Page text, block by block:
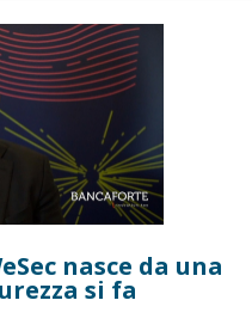
nasce da una
si fa